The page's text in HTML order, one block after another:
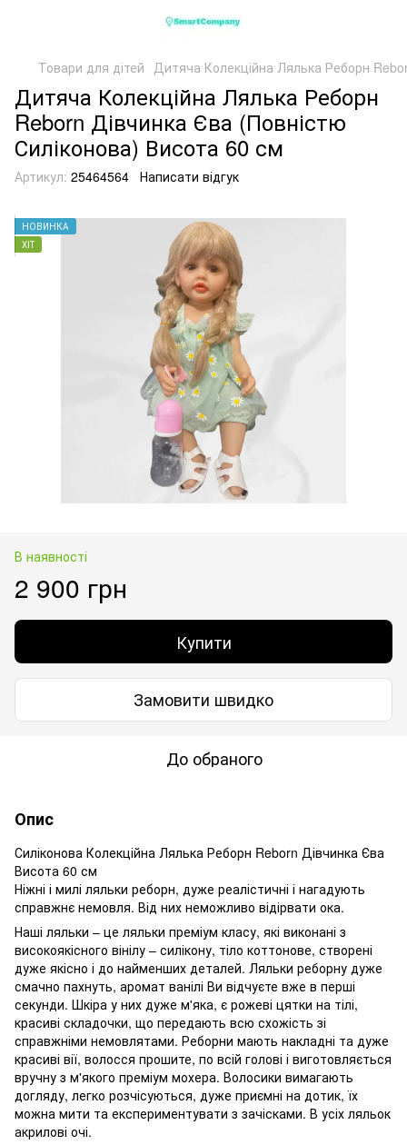
Товари для дітей Дитяча Колекційна Лялька Реборн
Дитяча Колекційна Лялька Реборн
Reborn Дівчинка Єва (Повністю
Силіконова) Висота 60 см
Артикул: 25464564 Написати відгук
НОВИНКА
ХІТ
В наявності
2 900 грн
Купити
Замовити швидко
До обраного
Опис
Силіконова Колекційна Лялька Реборн Reborn Дівчинка Єва
Висота 60 см
Ніжні і милі ляльки реборн, дуже реалістичні і нагадують
справжнє немовля. Від них неможливо відірвати ока.
Наші ляльки – це ляльки преміум класу, які виконані з
високоякісного вінілу – силікону, тіло коттонове, створені
дуже якісно і до найменших деталей. Ляльки реборну дуже
смачно пахнуть, аромат ванілі Ви відчуєте вже в перші
секунди. Шкіра у них дуже м'яка, є рожеві цятки на тілі,
красиві складочки, що передають всю схожість зі
справжніми немовлятами. Реборни мають накладні та дуже
красиві вії, волосся прошите, по всій голові і виготовляється
вручну з м'якого преміум мохера. Волосики вимагають
догляду, легко розчісуються, дуже приємні на дотик, їх
можна мити та експериментувати з зачісками. В усіх ляльок
акрилові очі.